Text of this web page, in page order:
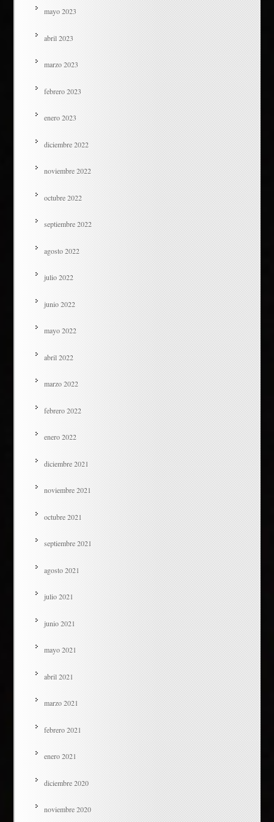
mayo 2023
abril 2023
marzo 2023
febrero 2023
enero 2023
diciembre 2022
noviembre 2022
octubre 2022
septiembre 2022
agosto 2022
julio 2022
junio 2022
mayo 2022
abril 2022
marzo 2022
febrero 2022
enero 2022
diciembre 2021
noviembre 2021
octubre 2021
septiembre 2021
agosto 2021
julio 2021
junio 2021
mayo 2021
abril 2021
marzo 2021
febrero 2021
enero 2021
diciembre 2020
noviembre 2020